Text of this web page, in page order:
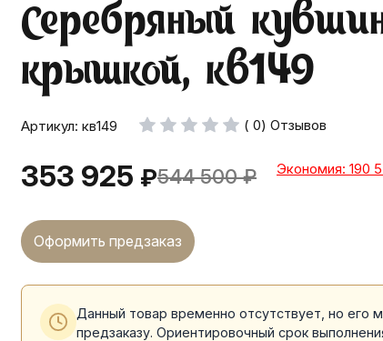
Серебряный
крышкой, кв149
Артикул: кв149 ( 0) Отзывов
353 925 ₽544 500 ₽ Экономия: 190
Оформить предзаказ
Данный товар временно отсутствует, но его
предзаказу. Ориентировочный срок